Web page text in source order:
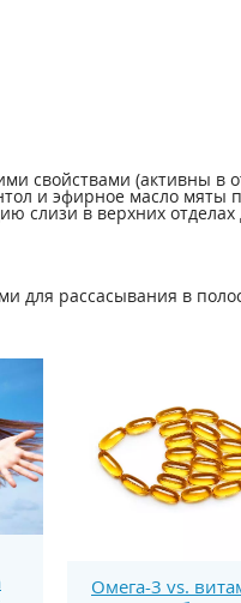
свойствами (активны
и эфирное масло мяты
в верхних отделах
для рассасывания в
Омега-3 vs.